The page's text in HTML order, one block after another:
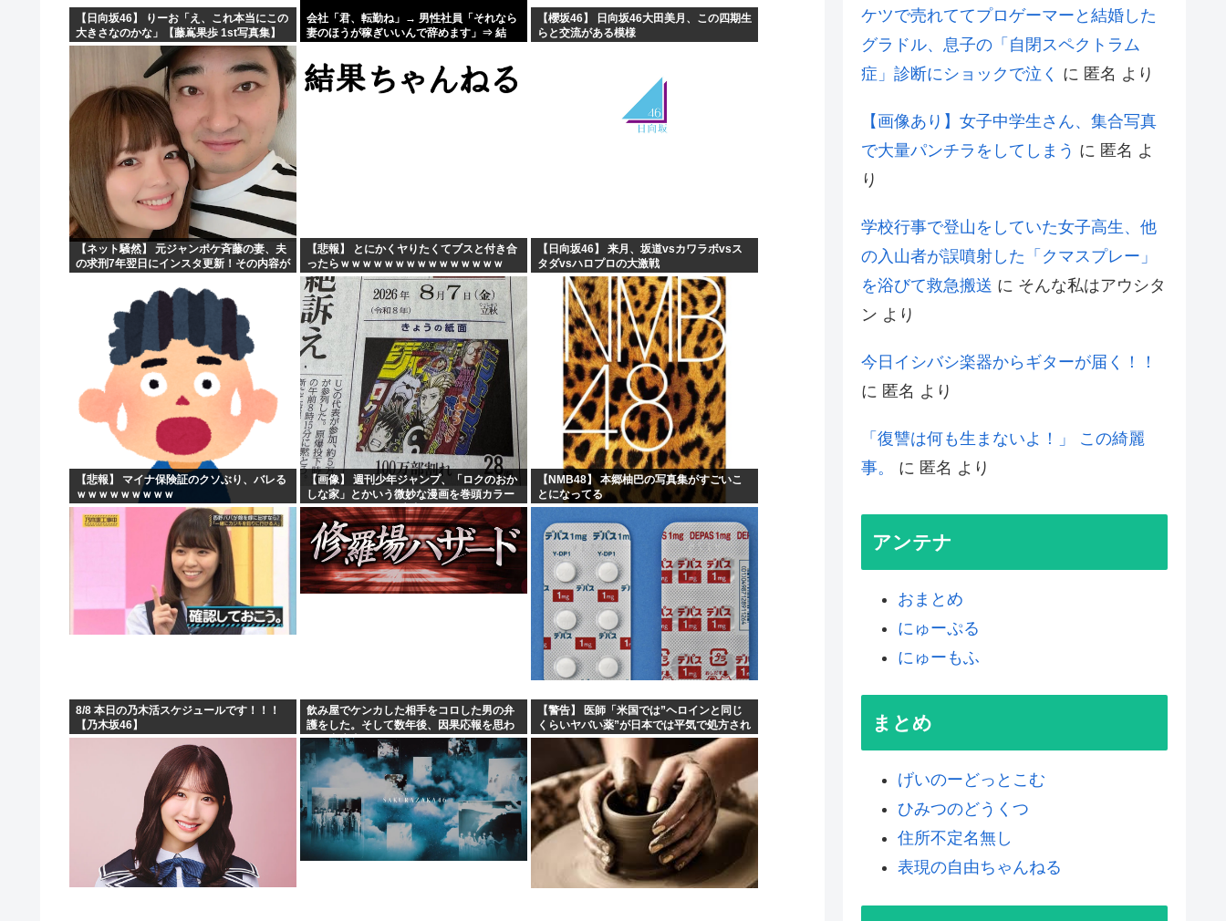
【日向坂46】 りーお「え、これ本当にこの
大きさなのかな」【藤嶌果歩 1st写真集】
会社「君、転勤ね」→ 男性社員「それなら
妻のほうが稼ぎいいんで辞めます」⇒ 結
【櫻坂46】 日向坂46大田美月、この四期生
らと交流がある模様
【ネット騒然】 元ジャンポケ斉藤の妻、夫
の求刑7年翌日にインスタ更新！その内容が
【悲報】 とにかくヤりたくてブスと付き合
ったらｗｗｗｗｗｗｗｗｗｗｗｗｗｗｗ
【日向坂46】 来月、坂道vsカワラボvsス
タダvsハロプロの大激戦
【悲報】 マイナ保険証のクソぶり、バレる
ｗｗｗｗｗｗｗｗｗ
【画像】 週刊少年ジャンプ、「ロクのおか
しな家」とかいう微妙な漫画を巻頭カラー
にしたせいで100万部切る
【NMB48】 本郷柚巴の写真集がすごいこ
とになってる
8/8 本日の乃木活スケジュールです！！！
【乃木坂46】
飲み屋でケンカした相手をコロした男の弁
護をした。そして数年後、因果応報を思わ
せる出来事が…
【警告】 医師「米国では”ヘロインと同じ
くらいヤバい薬”が日本では平気で処方され
てる」
ケツで売れててプロゲーマーと結婚した
グラドル、息子の「自閉スペクトラム
症」診断にショックで泣く に 匿名 より
【画像あり】女子中学生さん、集合写真
で大量パンチラをしてしまう に 匿名 よ
り
学校行事で登山をしていた女子高生、他
の入山者が誤噴射した「クマスプレー」
を浴びて救急搬送 に そんな私はアウシタ
ン より
今日イシバシ楽器からギターが届く！！
に 匿名 より
「復讐は何も生まないよ！」 この綺麗
事。
に 匿名 より
アンテナ
おまとめ
にゅーぷる
にゅーもふ
まとめ
げいのーどっとこむ
ひみつのどうくつ
住所不定名無し
表現の自由ちゃんねる